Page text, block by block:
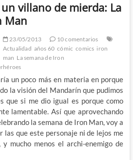
villano de mierda: La
Man
23/05/2013
10 comentarios
Actualidad años 60 cómic comics iron
man La semana de Iron
un poco más en materia en porque
la visión del Mandarín que pudimos
que si me dio igual es porque como
lamentable. Así que aprovechando
la semana de Iron Man, voy a
las que este personaje ni de lejos me
mucho menos el archi-enemigo de